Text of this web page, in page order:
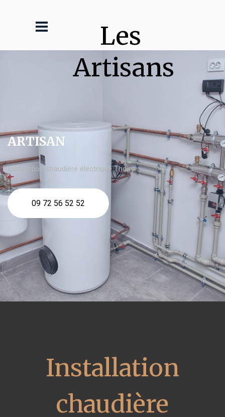
Les
Artisans
ARTISAN
Installation chaudière électrique Thoiry
09 72 56 52 52
Installation
chaudière